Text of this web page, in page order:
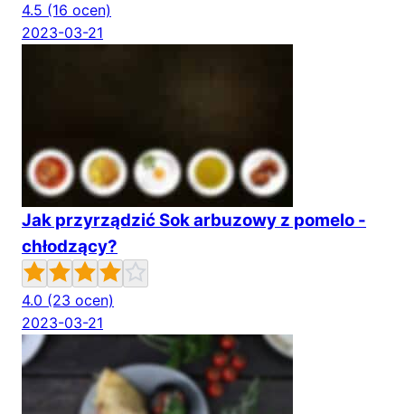
4.5 (16 ocen)
2023-03-21
Jak przyrządzić Sok arbuzowy z pomelo -
chłodzący?
4.0 (23 ocen)
2023-03-21